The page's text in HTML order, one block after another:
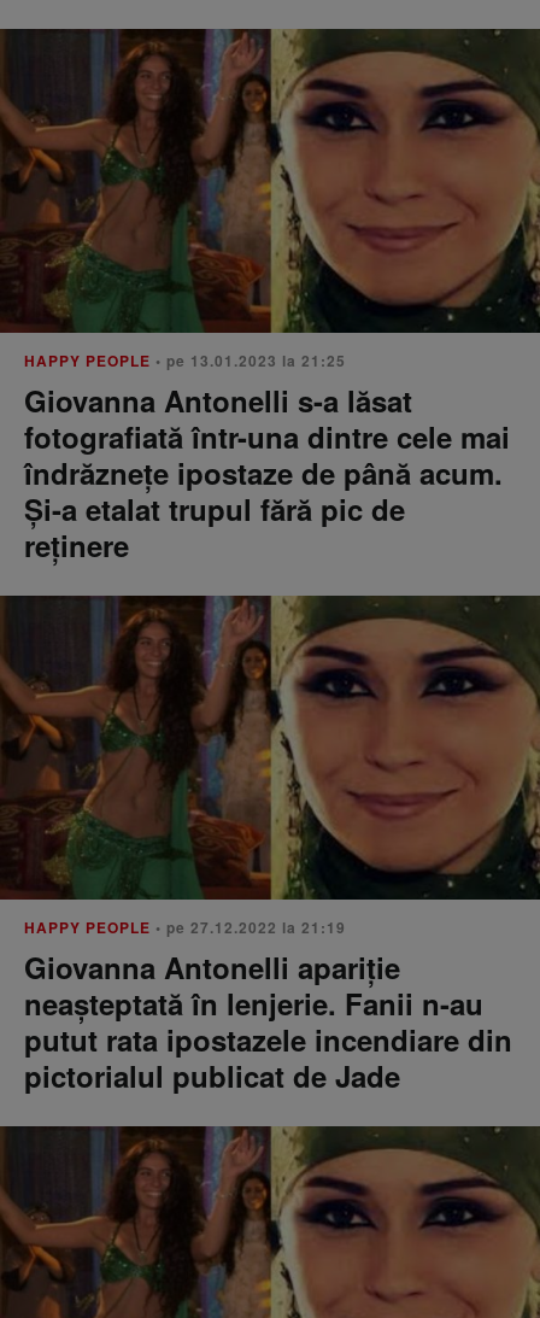
HAPPY PEOPLE • pe 13.01.2023 la 21:25
Giovanna Antonelli s-a lăsat
fotografiată într-una dintre cele mai
îndrăznețe ipostaze de până acum.
Și-a etalat trupul fără pic de
reținere
HAPPY PEOPLE • pe 27.12.2022 la 21:19
Giovanna Antonelli apariție
neașteptată în lenjerie. Fanii n-au
putut rata ipostazele incendiare din
pictorialul publicat de Jade